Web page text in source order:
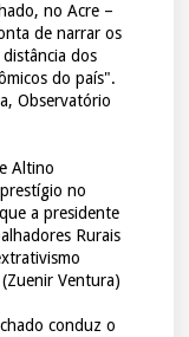
no Acre –
de narrar os
dos
do país".
Observatório
Altino
no
a presidente
Rurais
Ventura)
conduz o